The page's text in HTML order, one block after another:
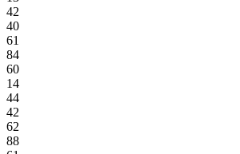
42
40
61
84
60
14
44
42
62
88